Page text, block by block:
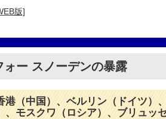
ォー スノーデンの暴露
港（中国）、ベルリン（ドイツ）
、モスクワ（ロシア）、ブリュッ